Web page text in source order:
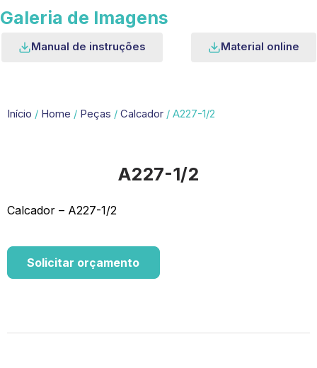
Galeria de Imagens
Manual de instruções Material online
Início / Home / Peças / Calcador / A227-1/2
A227-1/2
Calcador – A227-1/2
Solicitar orçamento